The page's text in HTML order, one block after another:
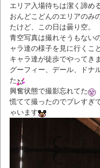
エリア入場待ちは潔く諦める
おんどこどんのエリアのみ
たけど、この日は曇り空。
青空写真は撮れそうもない
ャラ達の様子を見に行くこ
キャラ達が徒歩でやってき
グーフィー、デール、ドナ
た
興奮状態で撮影忘れてた
慌てて撮ったのでブレすぎ
ゃいます